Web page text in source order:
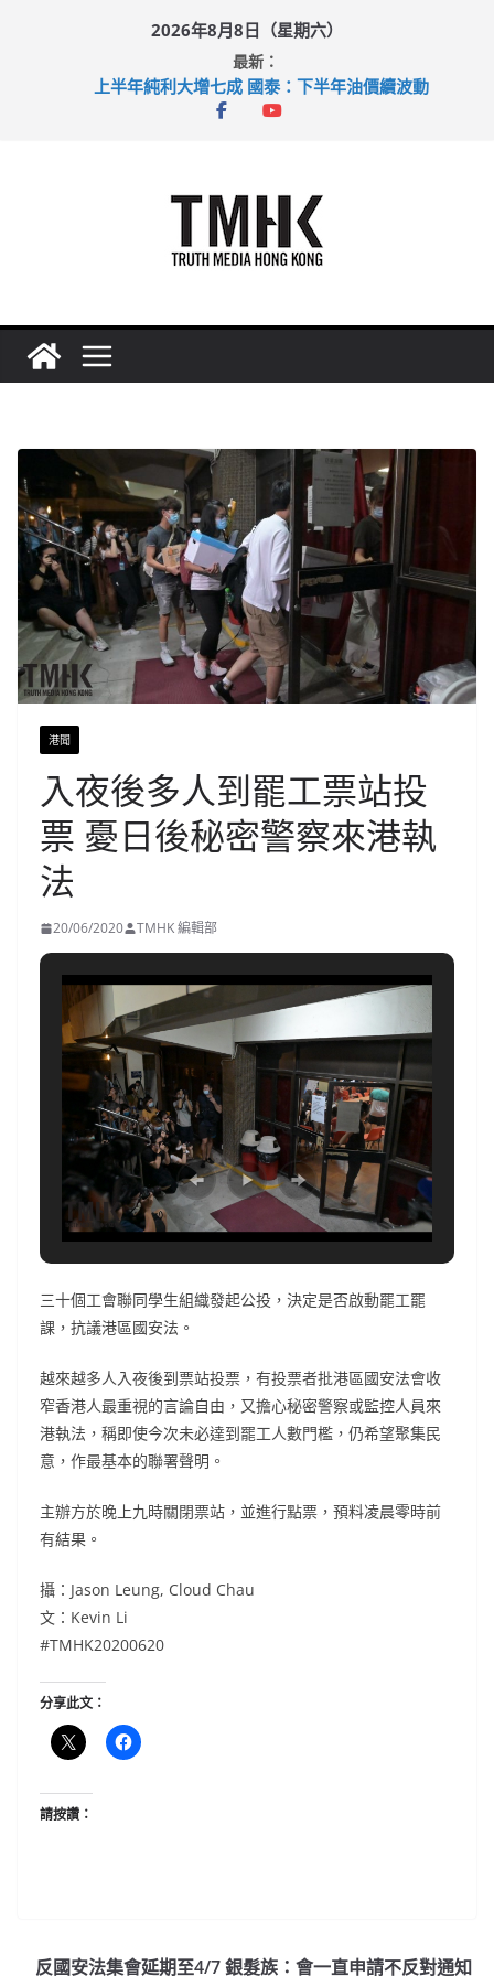
2026年8月8日（星期六）
最新：
上半年純利大增七成 國泰：下半年油價續波動
拜仁熱身賽挫維拉 啟德主場館奪錦標
港聞
入夜後多人到罷工票站投
票 憂日後秘密警察來港執
法
20/06/2020 TMHK 編輯部
三十個工會聯同學生組織發起公投，決定是否啟動罷工罷
課，抗議港區國安法。
越來越多人入夜後到票站投票，有投票者批港區國安法會收
窄香港人最重視的言論自由，又擔心秘密警察或監控人員來
港執法，稱即使今次未必達到罷工人數門檻，仍希望聚集民
意，作最基本的聯署聲明。
主辦方於晚上九時關閉票站，並進行點票，預料凌晨零時前
有結果。
攝：Jason Leung, Cloud Chau
文：Kevin Li
#TMHK20200620
分享此文：
請按讚：
反國安法集會延期至4/7 銀髮族：會一直申請不反對通知